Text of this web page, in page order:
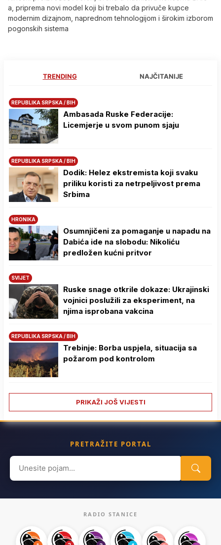
a, priprema novi model koji bi trebalo da privuče kupce
modernim dizajnom, naprednom tehnologijom i širokim izborom
pogonskih sistema
TRENDING NAJČITANIJE
REPUBLIKA SRPSKA / BIH
Ambasada Ruske Federacije:
Licemjerje u svom punom sjaju
REPUBLIKA SRPSKA / BIH
Dodik: Helez ekstremista koji svaku
priliku koristi za netrpeljivost prema
Srbima
HRONIKA
Osumnjičeni za pomaganje u napadu na
Dabića ide na slobodu: Nikoliću
predložen kućni pritvor
SVIJET
Ruske snage otkrile dokaze: Ukrajinski
vojnici poslužili za eksperiment, na
njima isprobana vakcina
REPUBLIKA SRPSKA / BIH
Trebinje: Borba uspjela, situacija sa
požarom pod kontrolom
PRIKAŽI JOŠ VIJESTI
PRETRAŽITE PORTAL
Search
for:
RADIO STANICE